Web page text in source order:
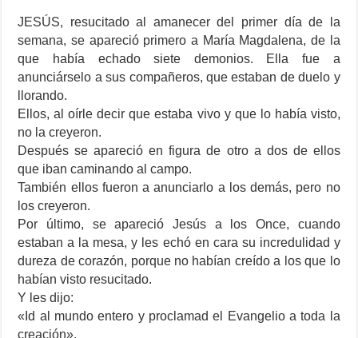
JESÚS, resucitado al amanecer del primer día de la
semana, se apareció primero a María Magdalena, de la
que había echado siete demonios. Ella fue a
anunciárselo a sus compañeros, que estaban de duelo y
llorando.
Ellos, al oírle decir que estaba vivo y que lo había visto,
no la creyeron.
Después se apareció en figura de otro a dos de ellos
que iban caminando al campo.
También ellos fueron a anunciarlo a los demás, pero no
los creyeron.
Por último, se apareció Jesús a los Once, cuando
estaban a la mesa, y les echó en cara su incredulidad y
dureza de corazón, porque no habían creído a los que lo
habían visto resucitado.
Y les dijo:
«Id al mundo entero y proclamad el Evangelio a toda la
creación».